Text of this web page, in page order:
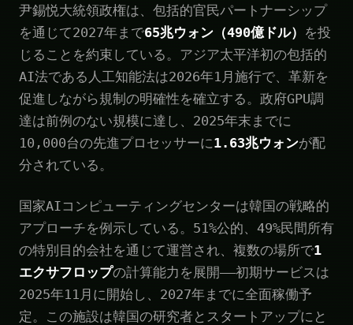
尹錫悦大統領政権は、包括的官民パートナーシップ
を通じて2027年まで65兆ウォン（490億ドル） を投
じることを約束している。アジア太平洋初の包括的
AI法である人工知能法は2026年1月施行で、革新を
促進しながら規制の明確性を確立する。政府GPU調
達は前例のない規模に達し、2025年末までに
10,000台の先進プロセッサーに1.63兆ウォンが配
分されている。
国家AIコンピューティングセンターは韓国の戦略的
アプローチを例示している。51%公的、49%民間所有
の特別目的会社を通じて運営され、複数の場所で1
エクサフロップの計算能力を展開——初期サービスは
2025年11月に開始し、2027年までに全面稼働予
定。この施設は韓国の研究者とスタートアップにと